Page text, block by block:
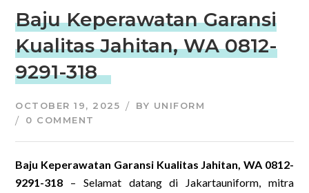
Baju Keperawatan Garansi
Kualitas Jahitan, WA 0812-
9291-318
OCTOBER 19, 2025 BY UNIFORM
0 COMMENT
Baju Keperawatan Garansi Kualitas Jahitan, WA 0812-
9291-318 – Selamat datang di Jakartauniform, mitra